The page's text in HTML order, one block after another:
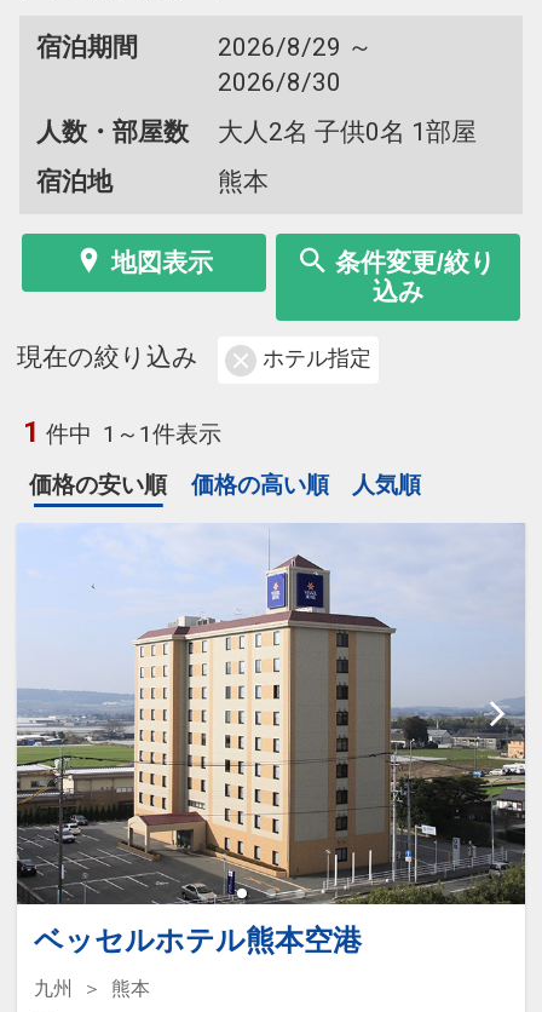
宿泊期間
2026/8/29 ～
2026/8/30
人数・部屋数
大人2名 子供0名 1部屋
宿泊地
熊本
地図表示
条件変更/絞り
込み
現在の絞り込み ホテル指定
1 件中 1～1件表示
価格の安い順
価格の高い順 人気順
ベッセルホテル熊本空港
九州
熊本